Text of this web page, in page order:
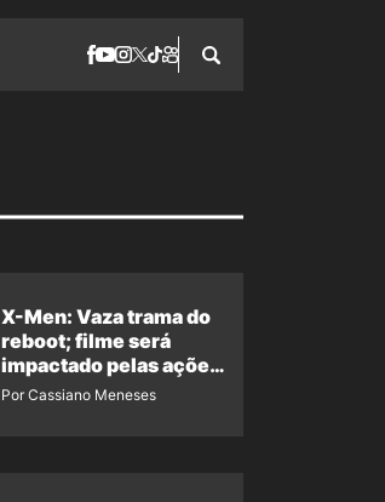
X-Men: Vaza trama do
reboot; filme será
impactado pelas ações
de Jean Grey em
Por Cassiano Meneses